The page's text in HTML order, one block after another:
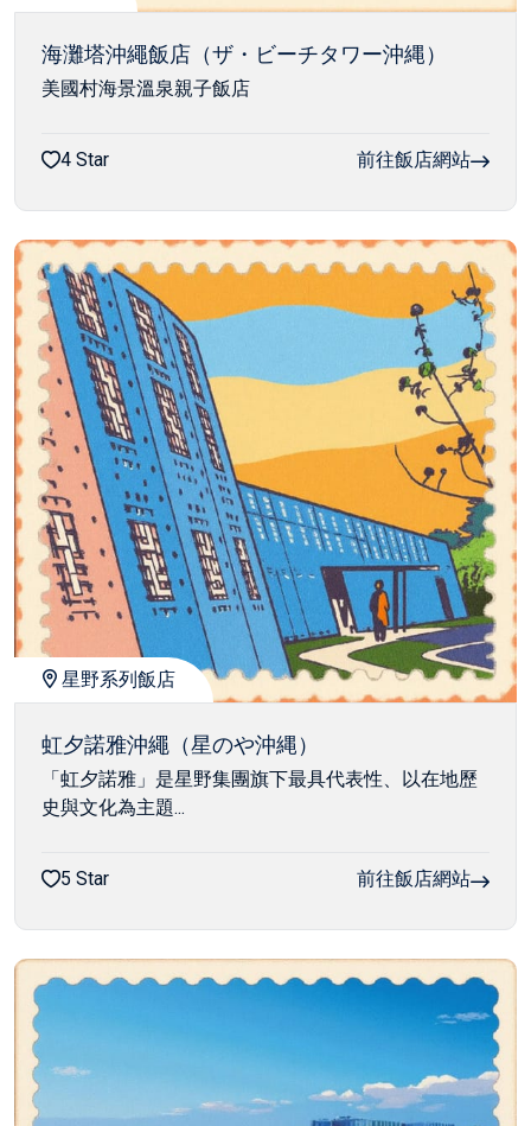
海灘塔沖繩飯店（ザ・ビーチタワー沖縄）
美國村海景溫泉親子飯店
4 Star 前往飯店網站
星野系列飯店
虹夕諾雅沖繩（星のや沖縄）
「虹夕諾雅」是星野集團旗下最具代表性、以在地歷
史與文化為主題...
5 Star 前往飯店網站